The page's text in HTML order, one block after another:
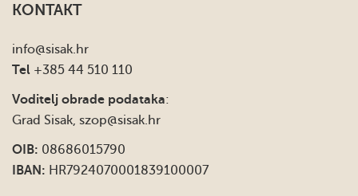
KONTAKT
info@sisak.hr
Tel +385 44 510 110
Voditelj obrade podataka:
Grad Sisak, szop@sisak.hr
OIB: 08686015790
IBAN: HR7924070001839100007